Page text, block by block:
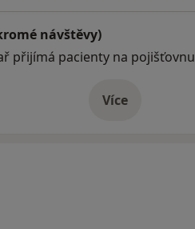
návštěvy)
přijímá pacienty na pojišťovnu
Víceo adrese